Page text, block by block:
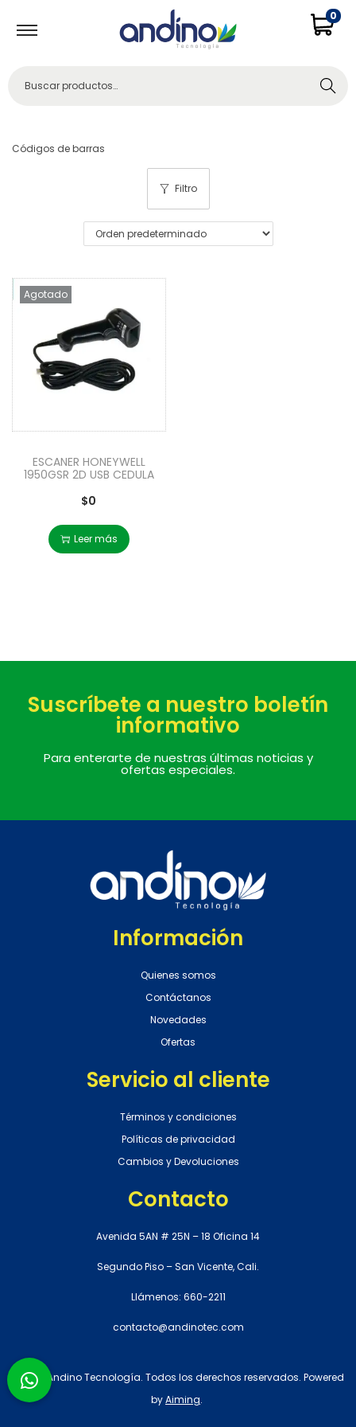
0
Buscar
Códigos de barras
Filtro
Agotado
ESCANER HONEYWELL
1950GSR 2D USB CEDULA
$0
Leer más
Suscríbete a nuestro boletín
informativo
Para enterarte de nuestras últimas noticias y
ofertas especiales.
Información
Quienes somos
Contáctanos
Novedades
Ofertas
Servicio al cliente
Términos y condiciones
Políticas de privacidad
Cambios y Devoluciones
Contacto
Avenida 5AN # 25N – 18 Oficina 14
Segundo Piso – San Vicente, Cali.
Llámenos: 660-2211
contacto@andinotec.com
© 2021 Andino Tecnología. Todos los derechos reservados. Powered
byAiming.